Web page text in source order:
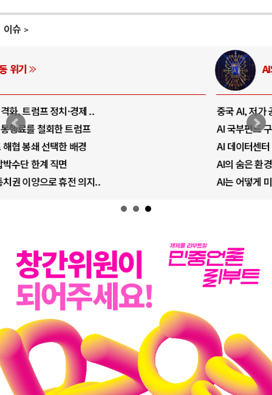
이슈
중국 AI, 저가 공세로 글로벌 토큰 시..
AI 국부펀드 구상 놓고 미국 진보진영 ..
AI 데이터센터 반대 투쟁은 새로운 글로..
AI의 숨은 환경 비용: 데이터센터 확산..
AI는 어떻게 미국 민주주의를 잠식하고 ..